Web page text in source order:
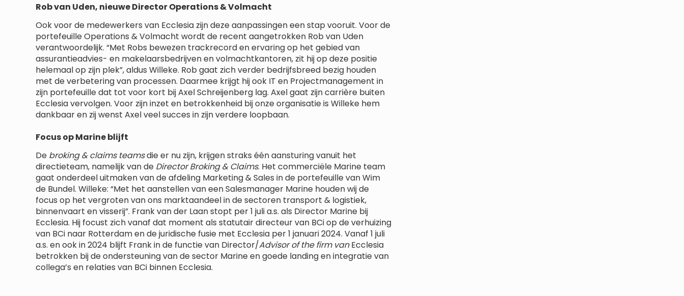
Rob van Uden, nieuwe Director Operations & Volmacht
Ook voor de medewerkers van Ecclesia zijn deze aanpassingen een stap vooruit. Voor de
portefeuille Operations & Volmacht wordt de recent aangetrokken Rob van Uden
verantwoordelijk. “Met Robs bewezen trackrecord en ervaring op het gebied van
assurantieadvies- en makelaarsbedrijven en volmachtkantoren, zit hij op deze positie
helemaal op zijn plek”, aldus Willeke. Rob gaat zich verder bedrijfsbreed bezig houden
met de verbetering van processen. Daarmee krijgt hij ook IT en Projectmanagement in
zijn portefeuille dat tot voor kort bij Axel Schreijenberg lag. Axel gaat zijn carrière buiten
Ecclesia vervolgen. Voor zijn inzet en betrokkenheid bij onze organisatie is Willeke hem
dankbaar en zij wenst Axel veel succes in zijn verdere loopbaan.
Focus op Marine blijft
De broking & claims teamsdie er nu zijn, krijgen straks één aansturing vanuit het
directieteam, namelijk van de Director Broking & Claims. Het commerciële Marine team
gaat onderdeel uitmaken van de afdeling Marketing & Sales in de portefeuille van Wim
de Bundel. Willeke: “Met het aanstellen van een Salesmanager Marine houden wij de
focus op het vergroten van ons marktaandeel in de sectoren transport & logistiek,
binnenvaart en visserij”. Frank van der Laan stopt per 1 juli a.s. als Director Marine bij
Ecclesia. Hij focust zich vanaf dat moment als statutair directeur van BCi op de verhuizing
van BCi naar Rotterdam en de juridische fusie met Ecclesia per 1 januari 2024. Vanaf 1 juli
a.s. en ook in 2024 blijft Frank in de functie van Director/Advisor of the firm vanEcclesia
betrokken bij de ondersteuning van de sector Marine en goede landing en integratie van
collega’s en relaties van BCi binnen Ecclesia.